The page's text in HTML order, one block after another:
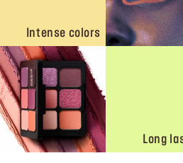
Intense colors
Long